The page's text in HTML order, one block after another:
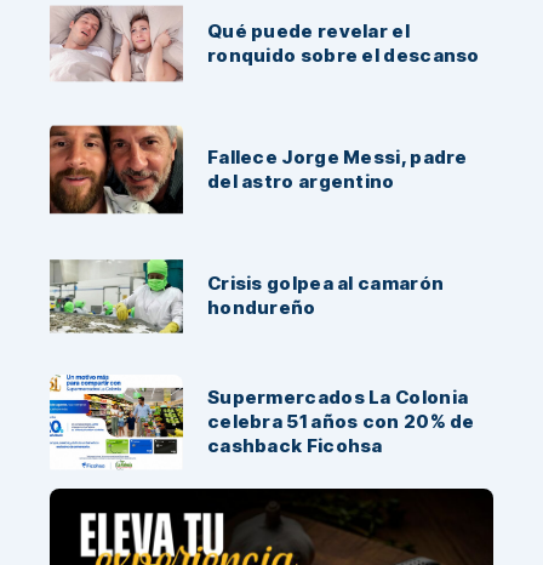
Qué puede revelar el
ronquido sobre el descanso
Fallece Jorge Messi, padre
del astro argentino
Crisis golpea al camarón
hondureño
Supermercados La Colonia
celebra 51 años con 20% de
cashback Ficohsa